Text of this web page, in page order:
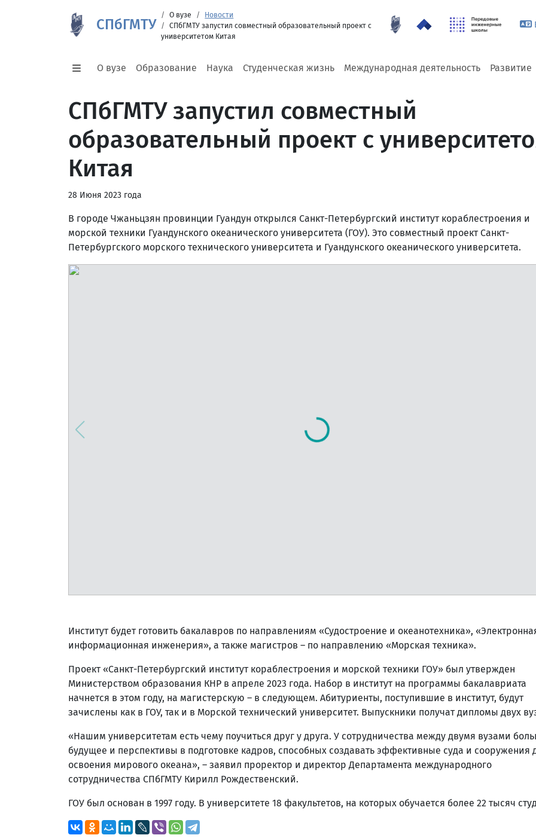
СПбГМТУ
О вузе
Новости
СПбГМТУ запустил совместный образовательный проект с
университетом Китая
О вузе Образование Наука Студенческая жизнь Международная деятельность Развитие
СПбГМТУ запустил совместный
образовательный проект с
Китая
28 Июня 2023 года
В городе Чжаньцзян провинции Гуандун открылся Санкт-Петербургский институт кораблестроения и
морской техники Гуандунского океанического университета (ГОУ). Это совместный проект Санкт-
Петербургского морского технического университета и Гуандунского океанического университета.
Институт будет готовить бакалавров по направлениям «Судостроение и океанотехника»,
информационная инженерия», а также магистров – по направлению «Морская техника».
Проект «Санкт-Петербургский институт кораблестроения и морской техники ГОУ» был утвержден
Министерством образования КНР в апреле 2023 года. Набор в институт на программы бакалавриата
начнется в этом году, на магистерскую – в следующем. Абитуриенты, поступившие в институт, будут
зачислены как в ГОУ, так и в Морской технический университет. Выпускники получат дипломы двух
«Нашим университетам есть чему поучиться друг у друга. У сотрудничества между двумя вузами
будущее и перспективы в подготовке кадров, способных создавать эффективные суда и сооружения
освоения мирового океана», – заявил проректор и директор Департамента международного
сотрудничества СПбГМТУ Кирилл Рождественский.
ГОУ был основан в 1997 году. В университете 18 факультетов, на которых обучается более 22 тысяч